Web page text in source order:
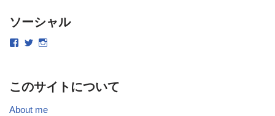
ソーシャル
このサイトについて
About me